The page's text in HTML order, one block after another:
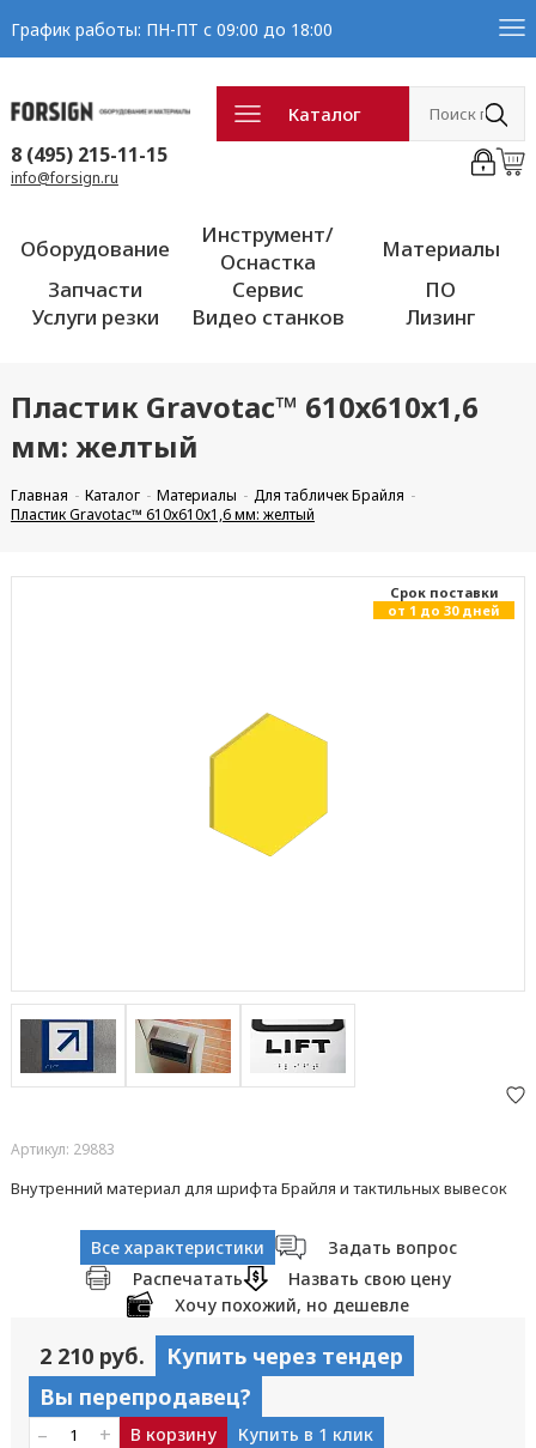
График работы: ПН-ПТ с 09:00 до 18:00
Каталог
8 (495) 215-11-15
info@forsign.ru
Оборудование
Инструмент/
Оснастка
Материалы
Запчасти
Сервис
ПО
Услуги резки
Видео станков Лизинг
Пластик Gravotac™ 610х610х1,6
мм: желтый
Главная Каталог Материалы
Для табличек Брайля
Пластик Gravotac™ 610х610х1,6 мм: желтый
Cрок поставки
от 1 до 30 дней
Артикул: 29883
Внутренний материал для шрифта Брайля и тактильных вывесок
Все характеристики
Задать вопрос
Распечатать
Назвать свою цену
Хочу похожий, но дешевле
2 210 руб.
Купить через тендер
Вы перепродавец?
– + В корзину Купить в 1 клик